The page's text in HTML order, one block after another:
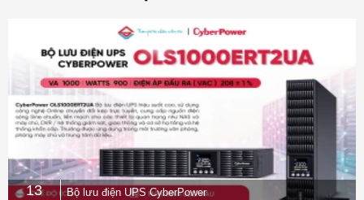
13
Bộ lưu điện UPS CyberPower